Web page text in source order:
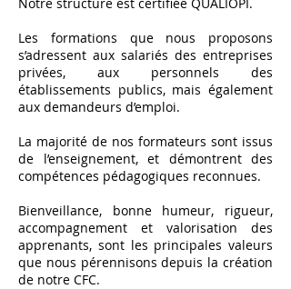
Les formations que nous proposons
s’adressent aux salariés des entreprises
privées, aux personnels des
établissements publics, mais également
aux demandeurs d’emploi.
La majorité de nos formateurs sont issus
de l’enseignement, et démontrent des
compétences pédagogiques reconnues.
Bienveillance, bonne humeur, rigueur,
accompagnement et valorisation des
apprenants, sont les principales valeurs
que nous pérennisons depuis la création
de notre CFC.